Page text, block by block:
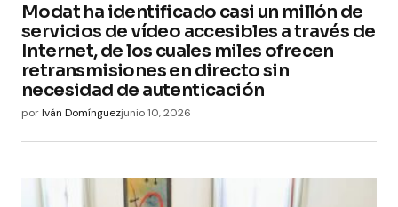
Modat ha identificado casi un millón de
servicios de vídeo accesibles a través de
Internet, de los cuales miles ofrecen
retransmisiones en directo sin
necesidad de autenticación
porIván Domínguezjunio 10, 2026